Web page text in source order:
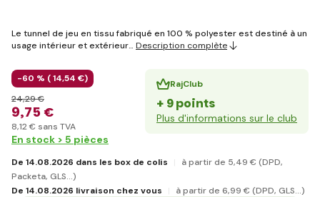
Le tunnel de jeu en tissu fabriqué en 100 % polyester est destiné à un
usage intérieur et extérieur… Description complète
-60 % (14,54 €)
9,75 €
24,29 €
8,12 € sans TVA
RajClub
+ 9 points
Plus d'informations sur le club
En stock > 5 pièces
De 14.08.2026 dans les box de colis à partir de 5,49 € (DPD,
Packeta, GLS...)
De 14.08.2026 livraison chez vous
à partir de 6,99 € (DPD, GLS...)